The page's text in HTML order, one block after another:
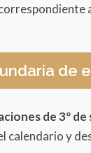
de
de 3º
y